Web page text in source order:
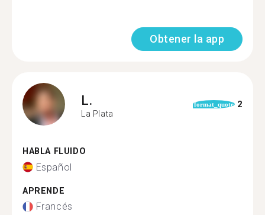
Obtener la app
L.
La Plata
format_quote 2
HABLA FLUIDO
Español
APRENDE
Francés